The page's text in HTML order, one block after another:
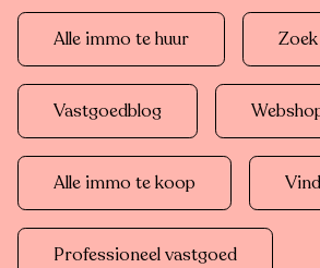
Alle immo te huur
Vastgoedblog
Alle immo te koop
Professioneel vastgoed